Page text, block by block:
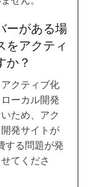
ーがある場
をアクティ
か？
クティブ化
ーカル開発
ため、アク
発サイトが
する問題が発
てくださ